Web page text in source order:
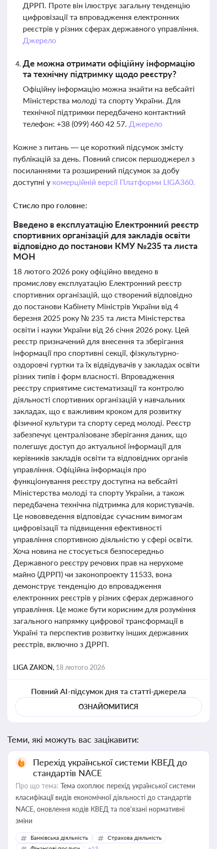
ДРРП. Проте він ілюструє загальну тенденцію
цифровізації та впровадження електронних
реєстрів у різних сферах державного управління.
Джерело
Де можна отримати офіційну інформацію
та технічну підтримку щодо реєстру?
Офіційну інформацію можна знайти на вебсайті
Міністерства молоді та спорту України. Для
технічної підтримки передбачено контактний
телефон: +38 (099) 460 42 57. Джерело
Кожне з питань — це короткий підсумок змісту
публікацій за день. Повний список першоджерел з
посиланнями та розширений підсумок за добу
доступні у комерційній версії Платформи LIGA360.
Стисло про головне:
Введено в експлуатацію Електронний реєстр
спортивних організацій для закладів освіти
відповідно до постанови КМУ №235 та листа
МОН
18 лютого 2026 року офіційно введено в
промислову експлуатацію Електронний реєстр
спортивних організацій, що створений відповідно
до постанови Кабінету Міністрів України від 4
березня 2025 року № 235 та листа Міністерства
освіти і науки України від 26 січня 2026 року. Цей
реєстр призначений для внесення та зберігання
інформації про спортивні секції, фізкультурно-
оздоровчі гуртки та їх відвідувачів у закладах освіти
різних типів і форм власності. Впровадження
реєстру сприятиме систематизації та контролю
діяльності спортивних організацій у навчальних
закладах, що є важливим кроком для розвитку
фізичної культури та спорту серед молоді. Реєстр
забезпечує централізоване зберігання даних, що
полегшує доступ до актуальної інформації для
керівників закладів освіти та відповідних органів
управління. Офіційна інформація про
функціонування реєстру доступна на вебсайті
Міністерства молоді та спорту України, а також
передбачена технічна підтримка для користувачів.
Це нововведення відповідає сучасним вимогам
цифровізації та підвищення ефективності
управління спортивною діяльністю у сфері освіти.
Хоча новина не стосується безпосередньо
Державного реєстру речових прав на нерухоме
майно (ДРРП) чи законопроекту 11533, вона
демонструє тенденцію до впровадження
електронних реєстрів у різних сферах державного
управління. Це може бути корисним для розуміння
загального напрямку цифрової трансформації в
Україні та перспектив розвитку інших державних
реєстрів, включно з ДРРП.
LIGA ZAKON, 18 лютого 2026
Повний AI-підсумок дня та статті-джерела
ОЗНАЙОМИТИСЯ
Теми, які можуть вас зацікавити:
Перехід української системи КВЕД до
стандартів NACE
Про що тема: Тема охоплює перехід української системи
класифікації видів економічної діяльності до стандартів
NACE, оновлення кодів КВЕД та пов'язані нормативні
зміни
Банківська діяльність
Страхова діяльність